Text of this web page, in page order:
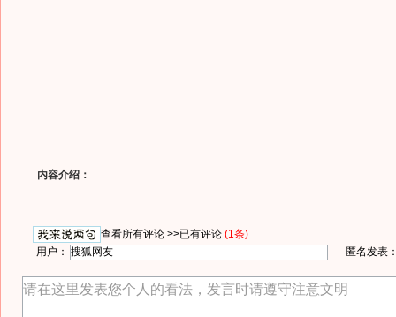
内容介绍：
查看所有评论 >>已有评论 (1条)
用户：
匿名发表